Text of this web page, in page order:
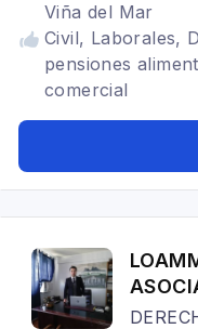
Viña del Mar
Civil, Laborales,
pensiones
comercial